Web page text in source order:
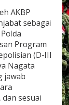
AKBP
sebagai
Program
(D-III
Nagata
jawab
sesuai